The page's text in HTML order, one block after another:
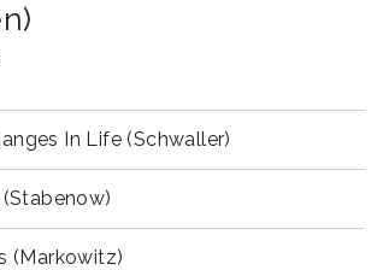
In Life (Schwaller)
(Markowitz)